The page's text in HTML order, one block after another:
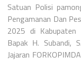
Satuan Polisi
Pengamanan Dan
2025 di Kabupaten
Bapak H. Subandi,
Jajaran